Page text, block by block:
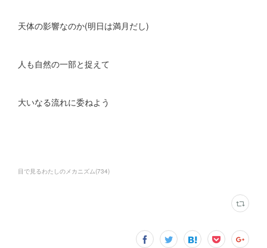
天体の影響なのか(明日は満月だし)
人も自然の一部と捉えて
大いなる流れに委ねよう
目で見るわたしのメカニズム(734)